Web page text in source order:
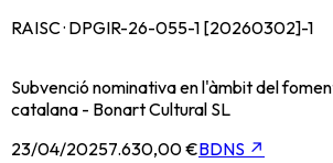
RAISC · DPGIR-26-055-1 [20260302]-1
Subvenció nominativa en l'àmbit del
catalana - Bonart Cultural SL
23/04/20257.630,00 €BDNS ↗